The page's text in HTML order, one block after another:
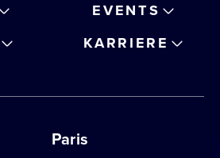
EVENTS
KARRIERE
Paris